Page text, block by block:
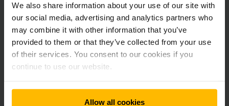
We also share information about your use of our site with
our social media, advertising and analytics partners who
may combine it with other information that you’ve
provided to them or that they’ve collected from your use
of their services. You consent to our cookies if you
continue to use our website.
Allow all cookies
“De heftruckbestuurders waren aanvankelijk enigszins
sceptisch over de komst van de mobile robots, maar vanaf
dag één zijn ze echte teamspelers gebleken,” besluit Martijn
Hol. “Ze ondersteunen onze medewerkers en brengen onze
logistieke processen naar een hoger niveau. Dit zorgt ervoor
dat we klaar zijn voor de toekomst.”